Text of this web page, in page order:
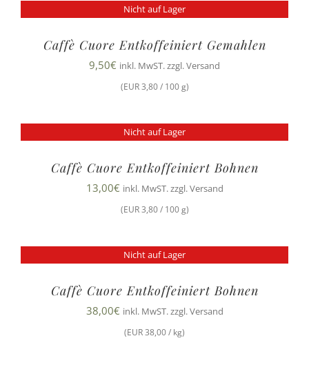
Nicht auf Lager
Caffè Cuore Entkoffeiniert Gemahlen
9,50€ inkl. MwST. zzgl. Versand
(EUR 3,80 / 100 g)
Nicht auf Lager
Caffè Cuore Entkoffeiniert Bohnen
13,00€ inkl. MwST. zzgl. Versand
(EUR 3,80 / 100 g)
Nicht auf Lager
Caffè Cuore Entkoffeiniert Bohnen
38,00€ inkl. MwST. zzgl. Versand
(EUR 38,00 / kg)